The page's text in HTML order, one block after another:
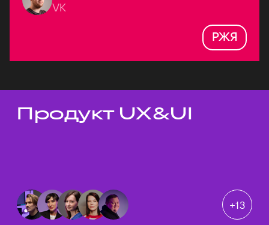
VK
РЖЯ
Темы докладов
Продукт UX&UI
+13